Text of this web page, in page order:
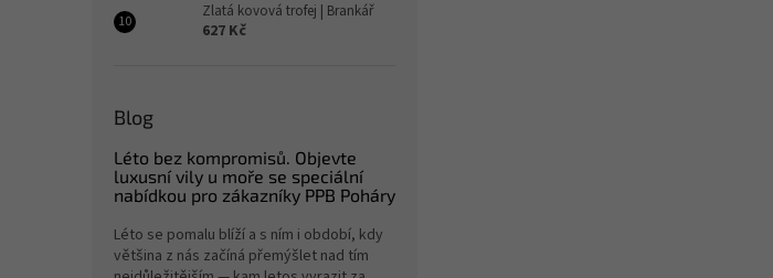
Zlatá kovová trofej | Brankář
627 Kč
Blog
Léto bez kompromisů. Objevte
luxusní vily u moře se speciální
nabídkou pro zákazníky PPB Poháry
Léto se pomalu blíží a s ním i období, kdy
většina z nás začíná přemýšlet nad tím